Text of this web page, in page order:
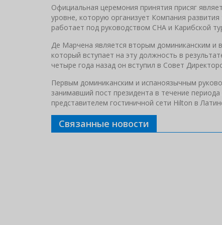
Официальная церемония принятия присяг
уровне, которую организует Компания
работает под руководством CHA и Карибской
Де Марчена является вторым доминиканским и
который вступает на эту должность в
четыре года назад он вступил в Совет
Первым доминиканским и испаноязычным
занимавший пост президента в течение
представителем гостиничной сети Hilton в
Связанные новости